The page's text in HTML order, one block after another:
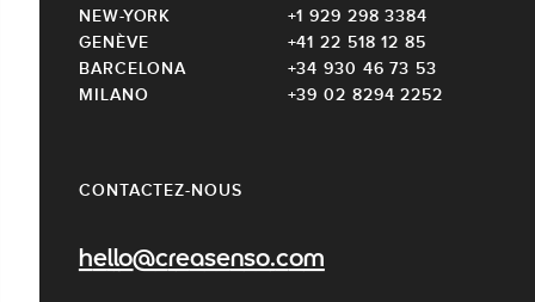
CONTACTEZ-NOUS
hello@creasenso.com
NEW-YORK
+1 929 298 3384
GENÈVE
+41 22 518 12 85
BARCELONA
+34 930 46 73 53
MILANO
+39 02 8294 2252